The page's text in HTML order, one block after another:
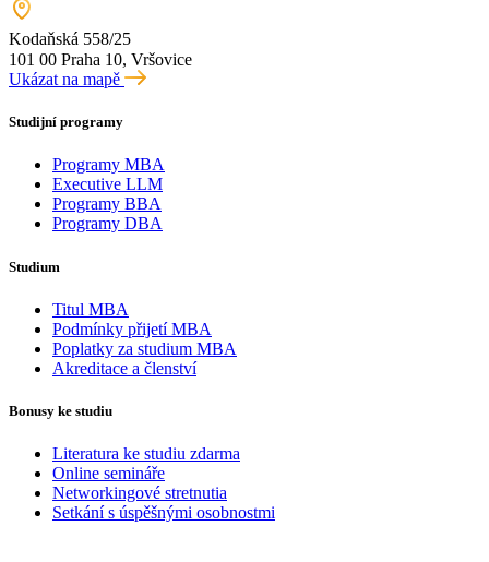
Kodaňská 558/25
101 00 Praha 10, Vršovice
Ukázat na mapě
Studijní programy
Programy MBA
Executive LLM
Programy BBA
Programy DBA
Studium
Titul MBA
Podmínky přijetí MBA
Poplatky za studium MBA
Akreditace a členství
Bonusy ke studiu
Literatura ke studiu zdarma
Online semináře
Networkingové stretnutia
Setkání s úspěšnými osobnostmi